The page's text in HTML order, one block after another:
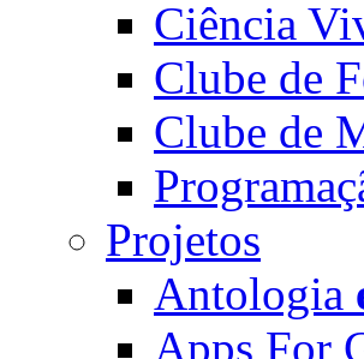
Ciência
Clube de
Clube de
Projetos
Antologia
Apps For